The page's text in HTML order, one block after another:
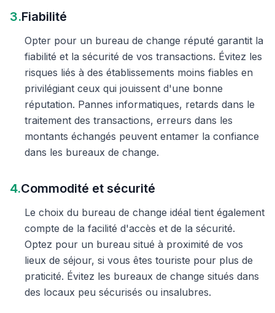
3.Fiabilité
Opter pour un bureau de change réputé garantit la
fiabilité et la sécurité de vos transactions. Évitez les
risques liés à des établissements moins fiables en
privilégiant ceux qui jouissent d'une bonne
réputation. Pannes informatiques, retards dans le
traitement des transactions, erreurs dans les
montants échangés peuvent entamer la confiance
dans les bureaux de change.
4.Commodité et sécurité
Le choix du bureau de change idéal tient également
compte de la facilité d'accès et de la sécurité.
Optez pour un bureau situé à proximité de vos
lieux de séjour, si vous êtes touriste pour plus de
praticité. Évitez les bureaux de change situés dans
des locaux peu sécurisés ou insalubres.